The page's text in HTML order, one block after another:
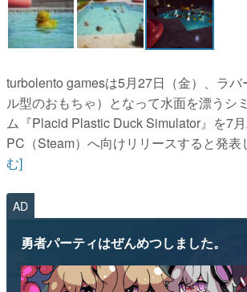
アプリレビュー
その他
電ファミニコゲーマーとは？
運営：株式会社マレ
turbolento gamesは5月27日（金）、ラバ
ル型のおもちゃ）となって水面を漂うシ
ム『Placid Plastic Duck Simulator』を7
PC（Steam）へ向けリリースすると発表
む]
AD
勇者パーティはぜんめつしました。